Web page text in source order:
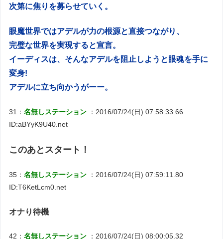
次第に焦りを募らせていく。
眼魔世界ではアデルが力の根源と直接つながり、
完璧な世界を実現すると宣言。
イーディスは、そんなアデルを阻止しようと眼魂を手に
変身!
アデルに立ち向かうがーー。
31：名無しステーション
：2016/07/24(日) 07:58:33.66
ID:aBYyK9U40.net
このあとスタート！
35：名無しステーション
：2016/07/24(日) 07:59:11.80
ID:T6KetLcm0.net
オナり待機
42：名無しステーション ：2016/07/24(日) 08:00:05.32